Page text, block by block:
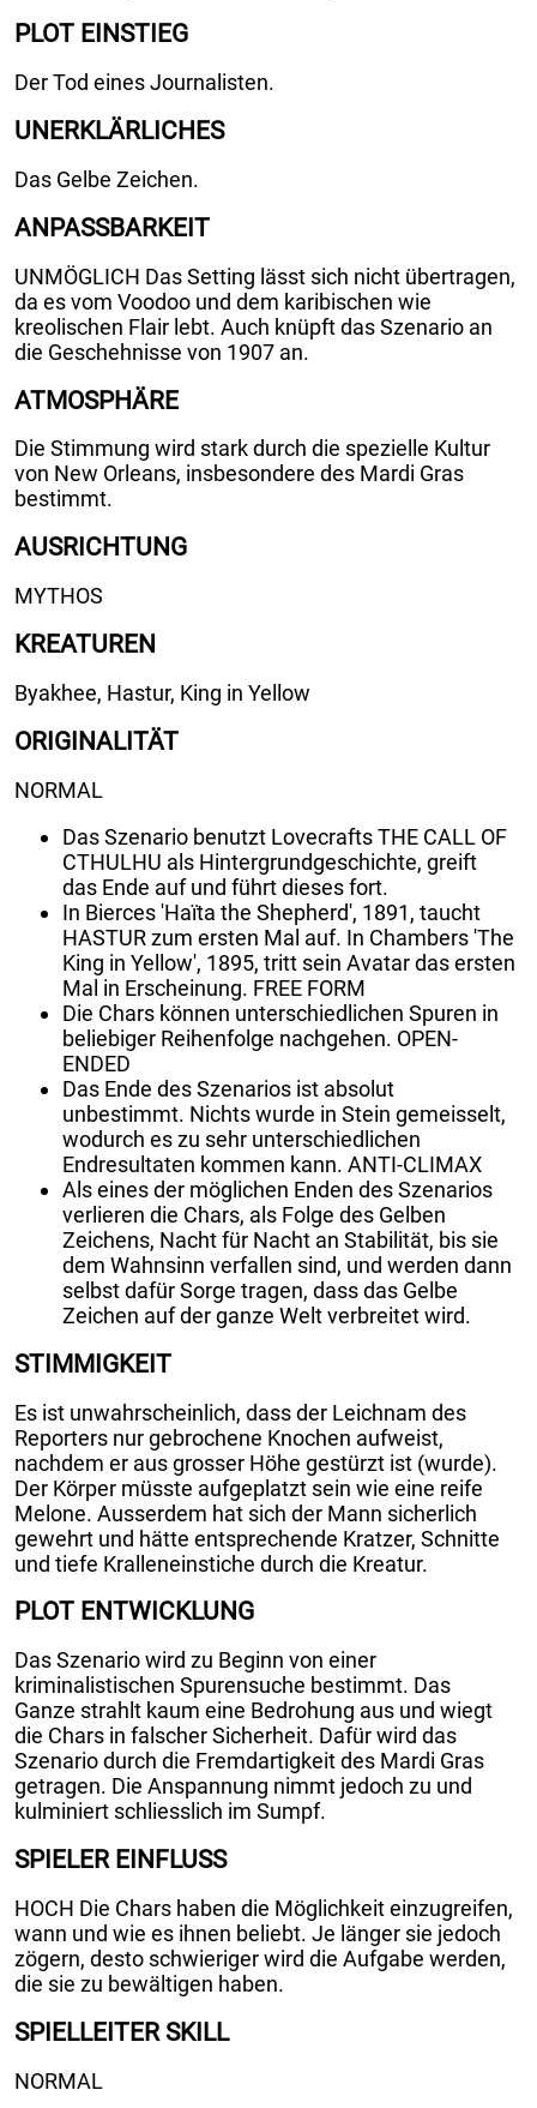
PLOT EINSTIEG
Der Tod eines Journalisten.
UNERKLÄRLICHES
Das Gelbe Zeichen.
ANPASSBARKEIT
UNMÖGLICH Das Setting lässt sich nicht übertragen,
da es vom Voodoo und dem karibischen wie
kreolischen Flair lebt. Auch knüpft das Szenario an
die Geschehnisse von 1907 an.
ATMOSPHÄRE
Die Stimmung wird stark durch die spezielle Kultur
von New Orleans, insbesondere des Mardi Gras
bestimmt.
AUSRICHTUNG
MYTHOS
KREATUREN
Byakhee, Hastur, King in Yellow
ORIGINALITÄT
NORMAL
Das Szenario benutzt Lovecrafts THE CALL OF
CTHULHU als Hintergrundgeschichte, greift
das Ende auf und führt dieses fort.
In Bierces 'Haïta the Shepherd', 1891, taucht
HASTUR zum ersten Mal auf. In Chambers 'The
King in Yellow', 1895, tritt sein Avatar das ersten
Mal in Erscheinung. FREE FORM
Die Chars können unterschiedlichen Spuren in
beliebiger Reihenfolge nachgehen. OPEN-
ENDED
Das Ende des Szenarios ist absolut
unbestimmt. Nichts wurde in Stein gemeisselt,
wodurch es zu sehr unterschiedlichen
Endresultaten kommen kann. ANTI-CLIMAX
Als eines der möglichen Enden des Szenarios
verlieren die Chars, als Folge des Gelben
Zeichens, Nacht für Nacht an Stabilität, bis sie
dem Wahnsinn verfallen sind, und werden dann
selbst dafür Sorge tragen, dass das Gelbe
Zeichen auf der ganze Welt verbreitet wird.
STIMMIGKEIT
Es ist unwahrscheinlich, dass der Leichnam des
Reporters nur gebrochene Knochen aufweist,
nachdem er aus grosser Höhe gestürzt ist (wurde).
Der Körper müsste aufgeplatzt sein wie eine reife
Melone. Ausserdem hat sich der Mann sicherlich
gewehrt und hätte entsprechende Kratzer, Schnitte
und tiefe Kralleneinstiche durch die Kreatur.
PLOT ENTWICKLUNG
Das Szenario wird zu Beginn von einer
kriminalistischen Spurensuche bestimmt. Das
Ganze strahlt kaum eine Bedrohung aus und wiegt
die Chars in falscher Sicherheit. Dafür wird das
Szenario durch die Fremdartigkeit des Mardi Gras
getragen. Die Anspannung nimmt jedoch zu und
kulminiert schliesslich im Sumpf.
SPIELER EINFLUSS
HOCH Die Chars haben die Möglichkeit einzugreifen,
wann und wie es ihnen beliebt. Je länger sie jedoch
zögern, desto schwieriger wird die Aufgabe werden,
die sie zu bewältigen haben.
SPIELLEITER SKILL
NORMAL